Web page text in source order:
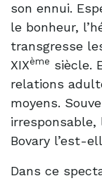
son ennui.
le bonheur,
transgresse
XIXème siècle.
relations
moyens.
irresponsable,
Bovary l’est-
Dans ce